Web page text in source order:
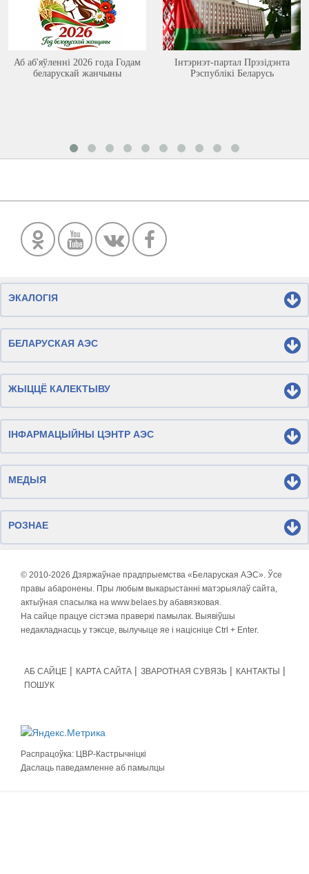
Аб аб'яўленні 2026 года Годам
беларускай жанчыны
Інтэрнэт-партал Прэзідэнта
Рэспублікі Беларусь
ЭКАЛОГІЯ
БЕЛАРУСКАЯ АЭС
ЖЫЦЦЁ КАЛЕКТЫВУ
ІНФАРМАЦЫЙНЫ ЦЭНТР АЭС
МЕДЫЯ
РОЗНАЕ
© 2010-2026 Дзяржаўнае прадпрыемства «Беларуская АЭС». Ўсе
правы абаронены. Пры любым выкарыстанні матэрыялаў сайта,
актыўная спасылка на www.belaes.by абавязковая.
На сайце працуе сістэма праверкі памылак. Выявіўшы
недакладнасць у тэксце, вылучыце яе і націсніце Ctrl + Enter.
АБ САЙЦЕ КАРТА САЙТА ЗВАРОТНАЯ СУВЯЗЬ
КАНТАКТЫ
ПОШУК
Распрацоўка: ЦВР-Кастрычніцкі
Даслаць паведамленне аб памылцы